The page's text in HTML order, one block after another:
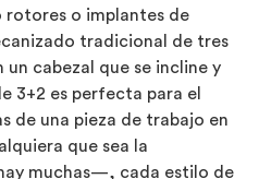
rotores o implantes de
tradicional de tres
cabezal que se incline y
3+2 es perfecta para el
de una pieza de trabajo en
que sea la
muchas—, cada estilo de